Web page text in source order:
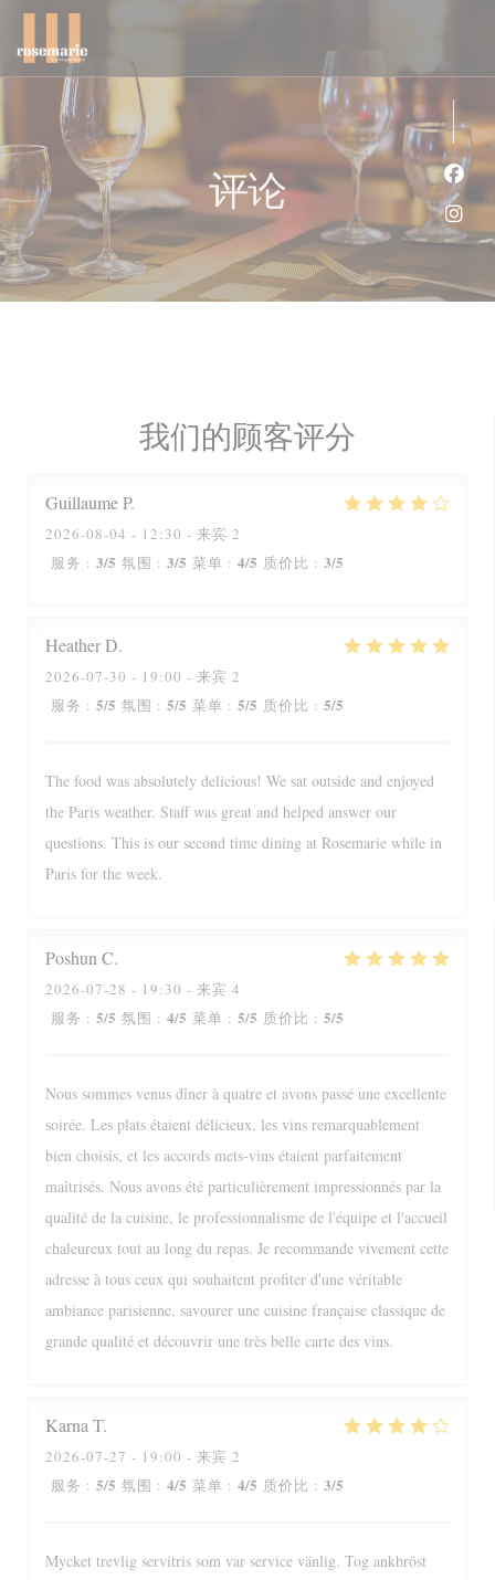
Cookie管理面板
评论
我们的顾客评分
GuillaumeP
2026-08-04 - 12:30 - 来宾 2
服务 : 3/5 氛围 : 3/5 菜单 : 4/5 质价比 : 3/5
HeatherD
2026-07-30 - 19:00 - 来宾 2
服务 : 5/5 氛围 : 5/5 菜单 : 5/5 质价比 : 5/5
The food was absolutely delicious! We sat outside and enjoyed
the Paris weather. Staff was great and helped answer our
questions. This is our second time dining at Rosemarie while in
Paris for the week.
Poshun C
2026-07-28 - 19:30 - 来宾 4
服务 : 5/5 氛围 : 4/5 菜单 : 5/5 质价比 : 5/5
Nous sommes venus dîner à quatre et avons passé une excellente
soirée. Les plats étaient délicieux, les vins remarquablement
bien choisis, et les accords mets-vins étaient parfaitement
maîtrisés. Nous avons été particulièrement impressionnés par la
qualité de la cuisine, le professionnalisme de l'équipe et l'accueil
chaleureux tout au long du repas. Je recommande vivement cette
adresse à tous ceux qui souhaitent profiter d'une véritable
ambiance parisienne, savourer une cuisine française classique de
grande qualité et découvrir une très belle carte des vins.
Karna T
2026-07-27 - 19:00 - 来宾 2
服务 : 5/5 氛围 : 4/5 菜单 : 4/5 质价比 : 3/5
Mycket trevlig servitris som var service vänlig. Tog ankbröst